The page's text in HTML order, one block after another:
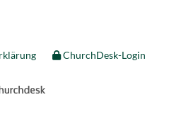
ChurchDesk-Login